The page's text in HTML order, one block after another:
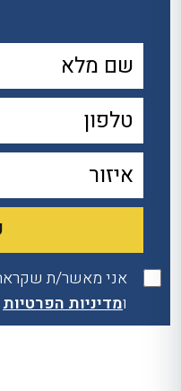
אני מאשר/ת
ומדיניות הפרטיות